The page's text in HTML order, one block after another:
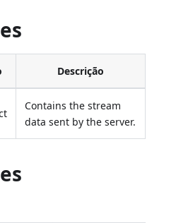
Descrição
Contains the stream
data sent by the server.